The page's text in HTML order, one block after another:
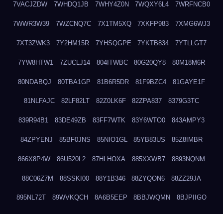
7VACJZDW 7WHDQ1JB 7WHY4Z0N 7WQXY6L4 7WRFNCB0
7WWR3W39 7WZCNQ7C 7X1TM5XQ 7XKFP983 7XMG6WJ3
7XT3ZWK3 7Y2HM15R 7YHSQGPE 7YKTB834 7YTLLGT7
7YW8HTW1 7ZUCLJ14 804ITWBC 80G20QY8 80M18M6R
80NDABQJ 80TBA1GP 81B6R5DR 81F9BZC4 81GAYE1F
81NLFAJC 82LF82LT 82Z0LK6F 82ZPA837 8379G3TC
839R94B1 83DE49ZB 83FF7WTK 83Y6WTO0 843AMPY3
84ZPYENJ 85BF0JNS 85NIO1GL 85YB83US 85Z8IMBR
866X8P4W 86U520L2 87HLHOXA 885XXWB7 8893NQNM
88C06Z7M 88SSKI00 88Y1B346 88ZYQON6 88ZZ29JA
895NL72T 89WVKQCH 8A6B5EEP 8BBJWQMN 8BJPIIGO